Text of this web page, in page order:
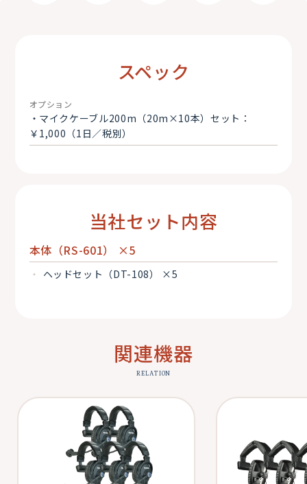
スペック
オプション
・マイクケーブル200m（20m×10本）セット：
￥1,000（1日／税別）
当社セット内容
本体（RS-601） ×5
ヘッドセット（DT-108） ×5
関連機器
RELATION